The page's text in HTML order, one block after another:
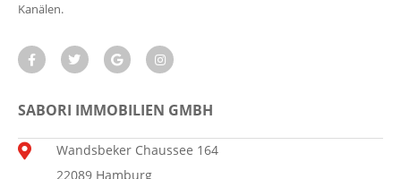
Kanälen.
SABORI IMMOBILIEN GMBH
Wandsbeker Chaussee 164
22089 Hamburg